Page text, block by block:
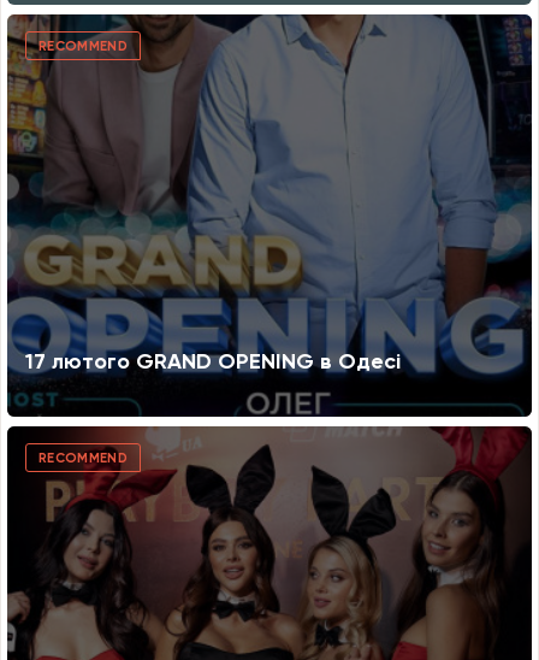
RECOMMEND
17 лютого GRAND OPENING в Одесі
RECOMMEND